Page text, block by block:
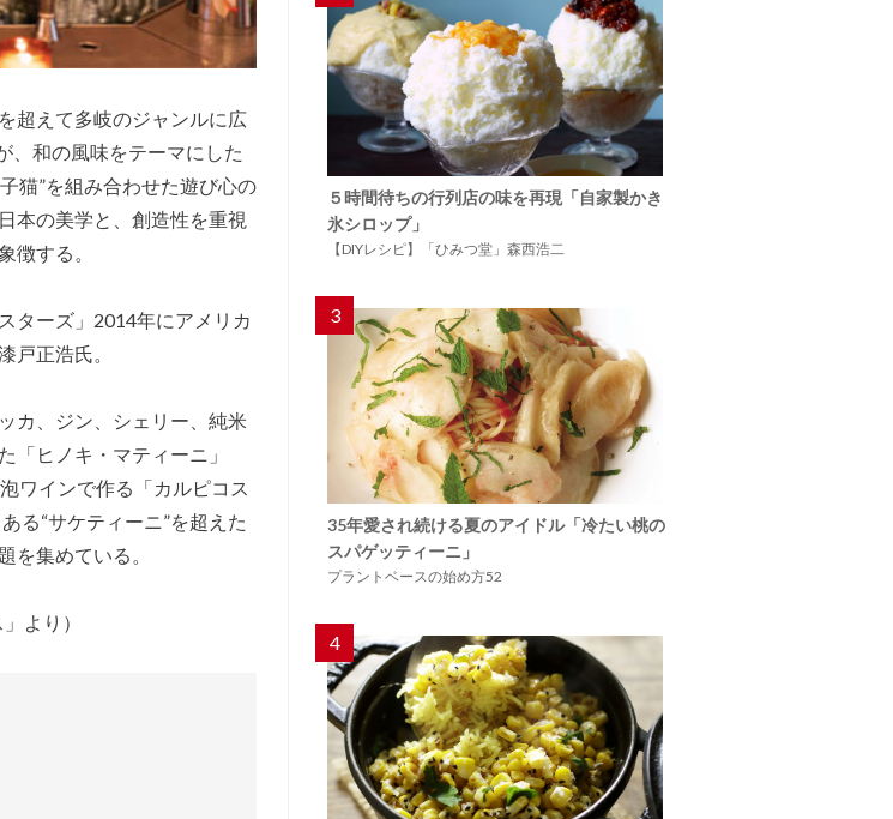
超えて多岐のジャンルに広
、和の風味をテーマにした
猫”を組み合わせた遊び心の
本の美学と、創造性を重視
徴する。
ターズ」2014年にアメリカ
戸正浩氏。
カ、ジン、シェリー、純米
「ヒノキ・マティーニ」
ワインで作る「カルピコス
る“サケティーニ”を超えた
を集めている。
より）
５時間待ちの行列店の味を再現「自家製かき
氷シロップ」
【DIYレシピ】「ひみつ堂」森西浩二
3
35年愛され続ける夏のアイドル「冷たい桃の
スパゲッティーニ」
プラントベースの始め方52
4